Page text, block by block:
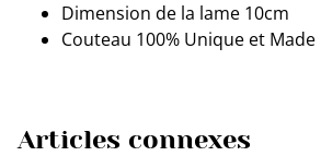
Dimension de la lame 10cm
Couteau 100% Unique et Made
Articles connexes